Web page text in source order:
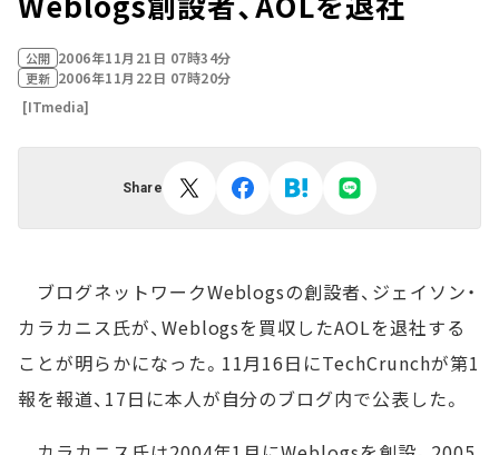
公開 2006年11月21日 07時34分
更新 2006年11月22日 07時20分
[ITmedia]
Share
ブログネットワークWeblogsの創設者、ジェイソン・
カラカニス氏が、Weblogsを買収したAOLを退社する
ことが明らかになった。11月16日にTechCrunchが第1
報を報道、17日に本人が自分のブログ内で公表した。